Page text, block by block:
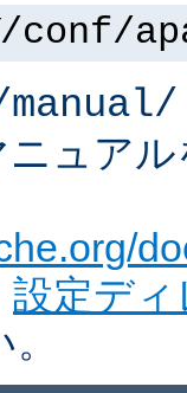
/conf/
ニュア
設定デ